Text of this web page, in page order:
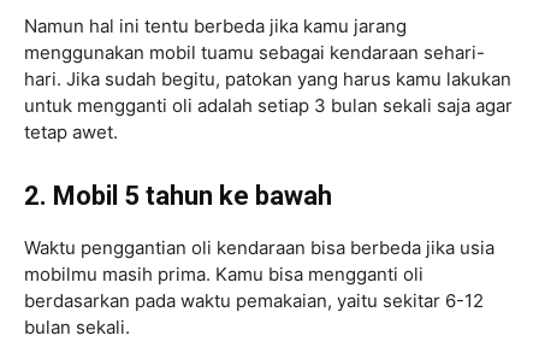
Namun hal ini tentu berbeda jika kamu jarang
menggunakan mobil tuamu sebagai kendaraan sehari-
hari. Jika sudah begitu, patokan yang harus kamu lakukan
untuk mengganti oli adalah setiap 3 bulan sekali saja agar
tetap awet.
2. Mobil 5 tahun ke bawah
Waktu penggantian oli kendaraan bisa berbeda jika usia
mobilmu masih prima. Kamu bisa mengganti oli
berdasarkan pada waktu pemakaian, yaitu sekitar 6-12
bulan sekali.